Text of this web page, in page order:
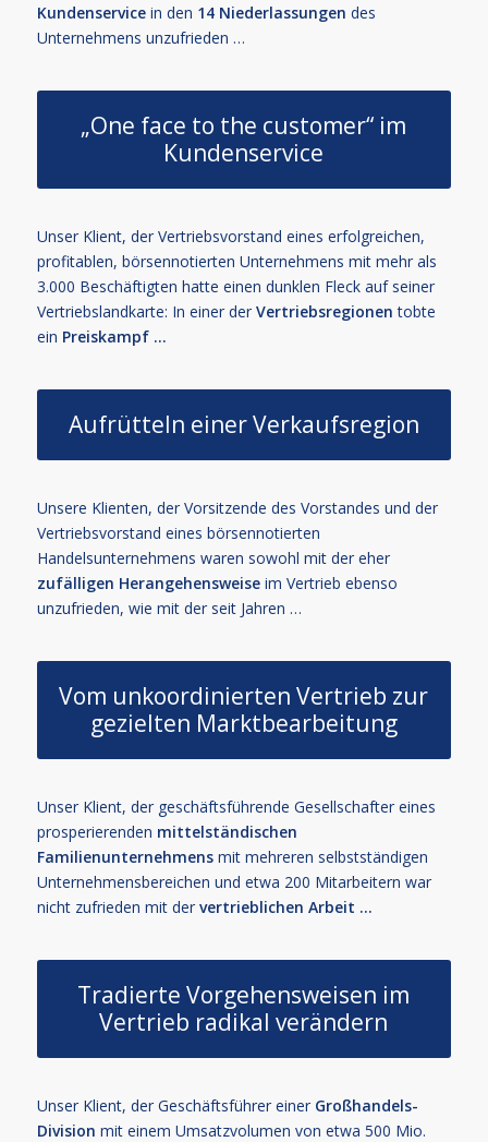
Kundenservicein den 14 Niederlassungen des
Unternehmens unzufrieden …
„One face to the customer“ im
Kundenservice
Unser Klient, der Vertriebsvorstand eines erfolgreichen,
profitablen, börsennotierten Unternehmens mit mehr als
3.000 Beschäftigten hatte einen dunklen Fleck auf seiner
Vertriebslandkarte: In einer der Vertriebsregionen tobte
ein Preiskampf …
Aufrütteln einer Verkaufsregion
Unsere Klienten, der Vorsitzende des Vorstandes und der
Vertriebsvorstand eines börsennotierten
Handelsunternehmens waren sowohl mit der eher
zufälligen Herangehensweiseim Vertrieb ebenso
unzufrieden, wie mit der seit Jahren …
Vom unkoordinierten Vertrieb zur
gezielten Marktbearbeitung
Unser Klient, der geschäftsführende Gesellschafter eines
prosperierenden mittelständischen
Familienunternehmensmit mehreren selbstständigen
Unternehmensbereichen und etwa 200 Mitarbeitern war
nicht zufrieden mit der vertrieblichen Arbeit …
Tradierte Vorgehensweisen im
Vertrieb radikal verändern
Unser Klient, der Geschäftsführer einer Großhandels-
Division mit einem Umsatzvolumen von etwa 500 Mio.